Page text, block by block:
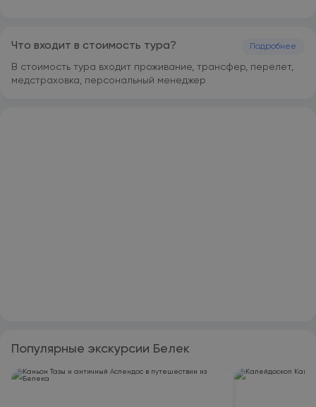
Серик. На территории предусмотрена бесплатная
парковка.
Что входит в стоимость тура? Подробнее
В стоимость тура входит проживание, трансфер, перелет,
медстраховка, персональный менеджер
Популярные экскурсии Белек